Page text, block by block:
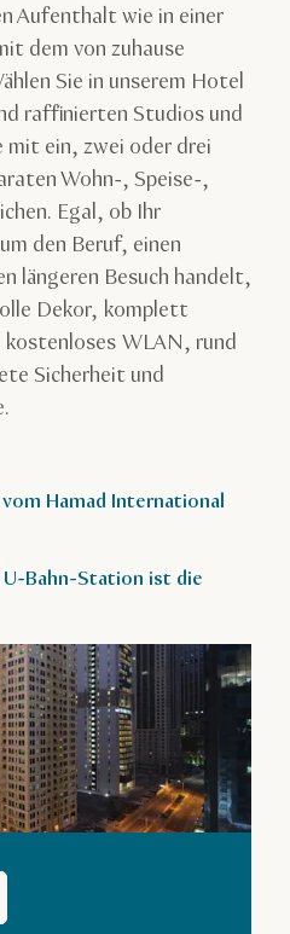
Aufenthalt wie in einer
dem von zuhause
Sie in unserem Hotel
raffinierten Studios und
ein, zwei oder drei
Wohn-, Speise-,
Egal, ob Ihr
den Beruf, einen
längeren Besuch handelt,
Dekor, komplett
WLAN, rund
Sicherheit und
Hamad International
Bahn-Station ist die